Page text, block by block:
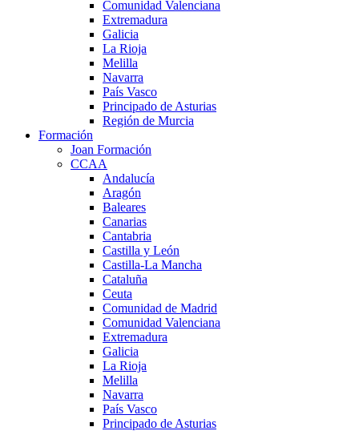
Comunidad Valenciana
Extremadura
Galicia
La Rioja
Melilla
Navarra
País Vasco
Principado de Asturias
Región de Murcia
Formación
Joan Formación
CCAA
Andalucía
Aragón
Baleares
Canarias
Cantabria
Castilla y León
Castilla-La Mancha
Cataluña
Ceuta
Comunidad de Madrid
Comunidad Valenciana
Extremadura
Galicia
La Rioja
Melilla
Navarra
País Vasco
Principado de Asturias